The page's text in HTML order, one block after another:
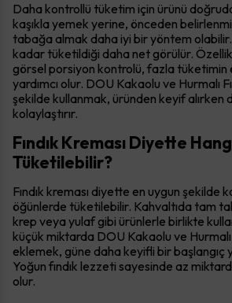
Daha kontrollü tüketim için ürünü
kaşıkla yemek yerine, önceden
tabağa almak daha iyi bir yöntem
kadar tüketildiği daha net görülür.
görsel porsiyon kontrolü, fazla tüketimin
yardımcı olur. DOU Kakaolu ve Hurmalı
şekilde kullanmak, üründen keyif alırken
kolaylaştırır.
Fındık Kreması Diyette
Tüketilebilir?
Fındık kreması diyette en uygun şekilde
öğünlerde tüketilebilir. Kahvaltıda tam
krep veya yulaf gibi ürünlerle birlikte
küçük miktarda DOU Kakaolu ve Hurmalı
eklemek, güne daha keyifli bir başlangıç
Yoğun fındık lezzeti sayesinde az
olur.